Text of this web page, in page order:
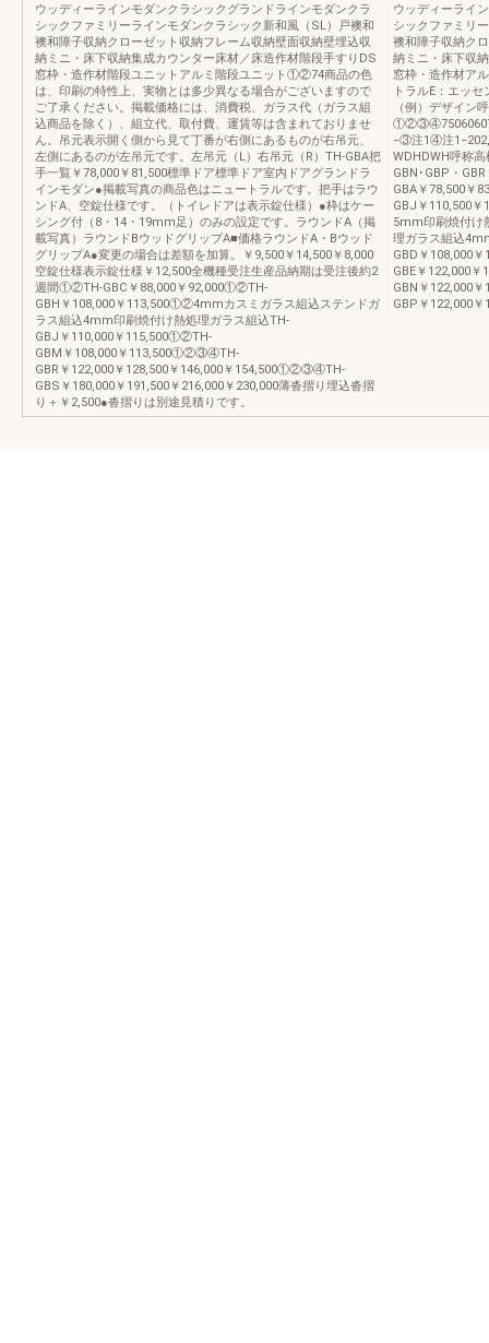
ウッディーラインモダンクラシックグランドラインモダンクラ
シックファミリーラインモダンクラシック新和風（SL）戸襖和
襖和障子収納クローゼット収納フレーム収納壁面収納壁埋込収
納ミニ・床下収納集成カウンター床材／床造作材階段手すりDS
窓枠・造作材階段ユニットアルミ階段ユニット①②74商品の色
は、印刷の特性上、実物とは多少異なる場合がございますので
ご了承ください。掲載価格には、消費税、ガラス代（ガラス組
込商品を除く）、組立代、取付費、運賃等は含まれておりませ
ん。吊元表示開く側から見て丁番が右側にあるものが右吊元、
左側にあるのが左吊元です。左吊元（L）右吊元（R）TH-GBA把
手一覧￥78,000￥81,500標準ドア標準ドア室内ドアグランドラ
インモダン●掲載写真の商品色はニュートラルです。把手はラウ
ンドA、空錠仕様です。（トイレドアは表示錠仕様）●枠はケー
シング付（8・14・19mm足）のみの設定です。ラウンドA（掲
載写真）ラウンドBウッドグリップA■価格ラウンドA・Bウッド
グリップA●変更の場合は差額を加算。￥9,500￥14,500￥8,000
空錠仕様表示錠仕様￥12,500全機種受注生産品納期は受注後約2
週間①②TH-GBC￥88,000￥92,000①②TH-
GBH￥108,000￥113,500①②4mmカスミガラス組込ステンドガ
ラス組込4mm印刷焼付け熱処理ガラス組込TH-
GBJ￥110,000￥115,500①②TH-
GBM￥108,000￥113,500①②③④TH-
GBR￥122,000￥128,500￥146,000￥154,500①②③④TH-
GBS￥180,000￥191,500￥216,000￥230,000薄沓摺り埋込沓摺
り＋￥2,500●沓摺りは別途見積りです。
ウッディーライ
シックファミリ
襖和障子収納ク
納ミニ・床下収
窓枠・造作材ア
トラルE：エッ
（例）デザイン
−③注1④注
WDHDWH呼称
GBN･GBP・
GBA￥78,500￥
GBJ￥110,500
5mm印刷焼付け
理ガラス組込
GBD￥108,000
GBE￥122,000
GBN￥122,000
GBP￥122,000